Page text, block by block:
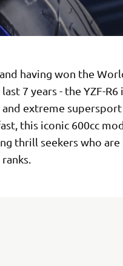
having won the
7 years - the YZF-R6
extreme
this iconic 600cc
thrill seekers who